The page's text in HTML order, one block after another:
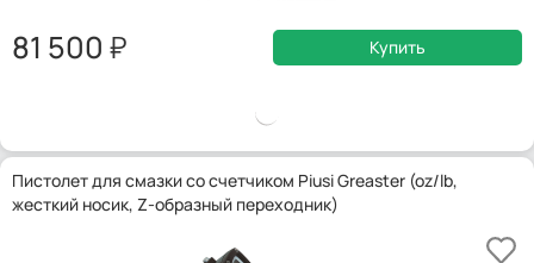
81 500 Купить
Пистолет для смазки со счетчиком Piusi Greaster (oz/lb,
жесткий носик, Z-образный переходник)